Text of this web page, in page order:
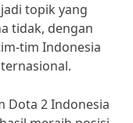
topik yang
tidak, dengan
tim Indonesia
Dota 2 Indonesia